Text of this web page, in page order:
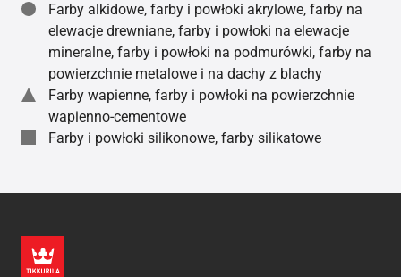
Farby alkidowe, farby i powłoki akrylowe, farby na
elewacje drewniane, farby i powłoki na elewacje
mineralne, farby i powłoki na podmurówki, farby na
powierzchnie metalowe i na dachy z blachy
Farby wapienne, farby i powłoki na powierzchnie
wapienno-cementowe
Farby i powłoki silikonowe, farby silikatowe